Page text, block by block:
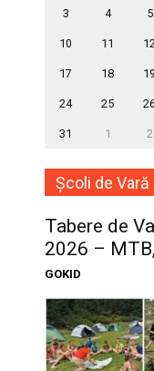
3 4 5
10 11 12
17 18 19
24 25 26
31 1 2
Școli de Vară
Tabere de
2026 –
GOKID